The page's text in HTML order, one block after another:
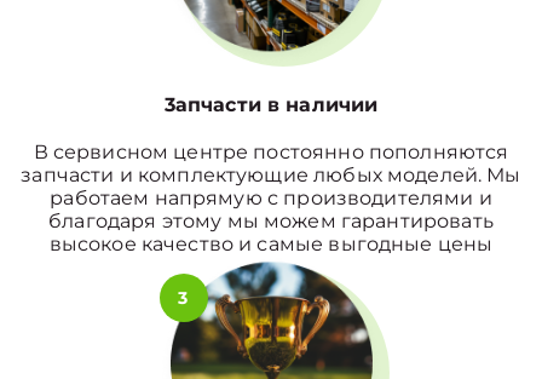
3апчасти в наличии
В сервисном центре постоянно пополняются
запчасти и комплектующие любых моделей. Мы
работаем напрямую с производителями и
благодаря этому мы можем гарантировать
высокое качество и самые выгодные цены
3